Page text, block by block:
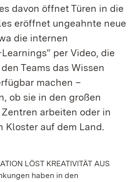
davon öffnet Türen in die
eröffnet ungeahnte neue
die internen
per Video, die
Teams das Wissen
machen –
ob sie in den großen
arbeiten oder in
Kloster auf dem Land.
LÖST KREATIVITÄT AUS
haben in den